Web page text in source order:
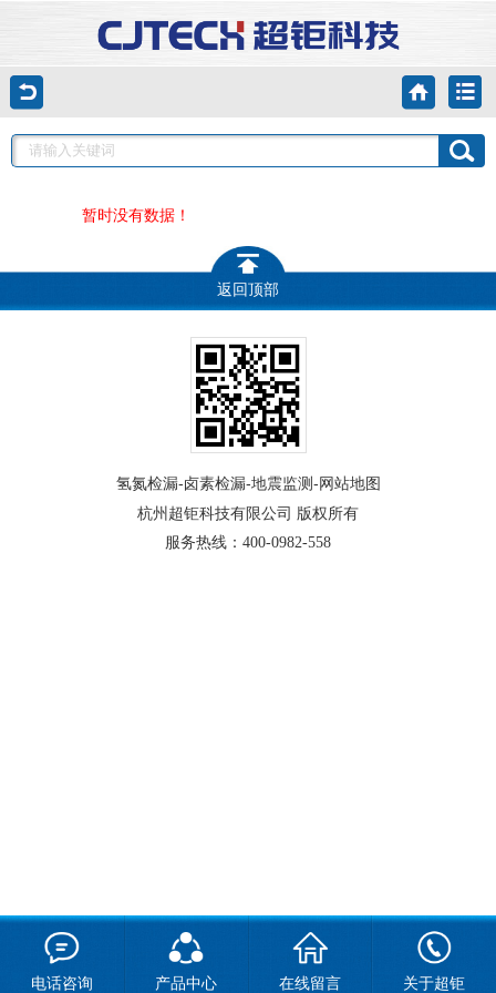
暂时没有数据！
返回顶部
氢氮检漏-卤素检漏-地震监测 - 网站地图
杭州超钜科技有限公司 版权所有
服务热线： 400-0982-558
电话咨询 产品中心 在线留言 关于超钜